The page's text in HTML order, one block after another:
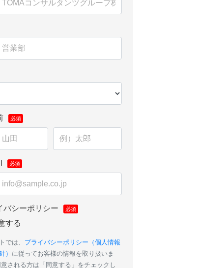
バシーポリシー
する
では、 プライバシーポリシー（個人情報
） に従ってお客様の情報を取り扱いま
される方は「同意する」をチェックし